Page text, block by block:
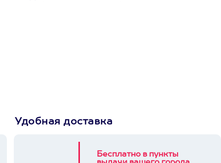
Удобная доставка
Бесплатно в пункты